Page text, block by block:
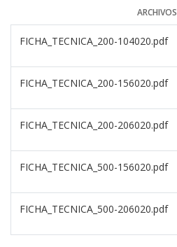
ARCHIVOS
FICHA_TECNICA_200-104020.pdf
FICHA_TECNICA_200-156020.pdf
FICHA_TECNICA_200-206020.pdf
FICHA_TECNICA_500-156020.pdf
FICHA_TECNICA_500-206020.pdf